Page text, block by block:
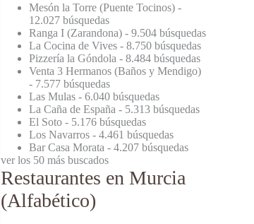
Mesón la Torre (Puente Tocinos) -
12.027 búsquedas
Ranga I (Zarandona) - 9.504 búsquedas
La Cocina de Vives - 8.750 búsquedas
Pizzería la Góndola - 8.484 búsquedas
Venta 3 Hermanos (Baños y Mendigo)
- 7.577 búsquedas
Las Mulas - 6.040 búsquedas
La Caña de España - 5.313 búsquedas
El Soto - 5.176 búsquedas
Los Navarros - 4.461 búsquedas
Bar Casa Morata - 4.207 búsquedas
ver los 50 más buscados
Restaurantes en Murcia
(Alfabético)